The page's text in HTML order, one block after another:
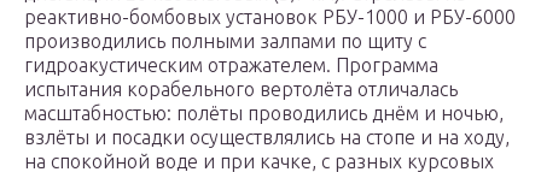
реактивно-бомбовых установок РБУ-1000 и РБУ-6000
производились полными залпами по щиту с
гидроакустическим отражателем. Программа
испытания корабельного вертолёта отличалась
масштабностью: полёты проводились днём и ночью,
взлёты и посадки осуществлялись на стопе и на ходу,
на спокойной воде и при качке, с разных курсовых